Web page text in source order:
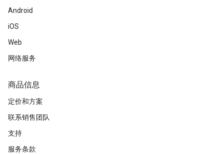
Android
iOS
Web
网络服务
商品信息
定价和方案
联系销售团队
支持
服务条款